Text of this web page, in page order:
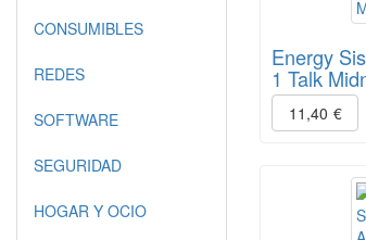
Energy
1 Talk
11,40 €
CONSUMIBLES
REDES
SOFTWARE
SEGURIDAD
HOGAR Y OCIO